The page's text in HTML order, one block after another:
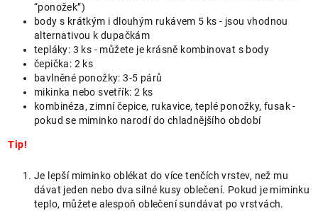
“ponožek”)
body s krátkým i dlouhým rukávem 5 ks - jsou vhodnou
alternativou k dupačkám
tepláky: 3 ks - můžete je krásně kombinovat s body
čepička: 2 ks
bavlněné ponožky: 3-5 párů
mikinka nebo svetřík: 2 ks
kombinéza, zimní čepice, rukavice, teplé ponožky, fusak -
pokud se miminko narodí do chladnějšího období
Tip!
Je lepší miminko oblékat do více tenčích vrstev, než mu
dávat jeden nebo dva silné kusy oblečení. Pokud je miminku
teplo, můžete alespoň oblečení sundávat po vrstvách.